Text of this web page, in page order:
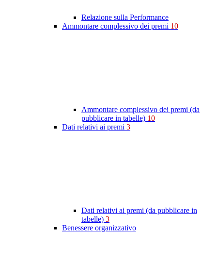
Relazione sulla Performance
Ammontare complessivo dei premi 10
Ammontare complessivo dei premi (da
pubblicare in tabelle) 10
Dati relativi ai premi 3
Dati relativi ai premi (da pubblicare in
tabelle) 3
Benessere organizzativo